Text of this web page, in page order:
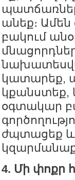
անեք։
բակում
կատարեք,
կքանստեք,
օգտակար
ժպտացեք և
4. Մի փոքր